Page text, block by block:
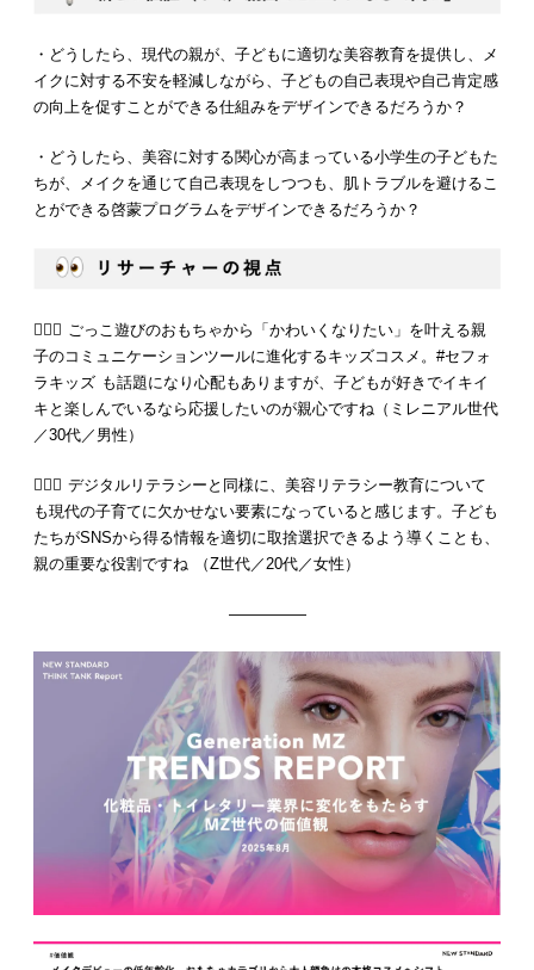
・どうしたら、現代の親が、子どもに適切な美容教育を提供し、メ
イクに対する不安を軽減しながら、子どもの自己表現や自己肯定感
の向上を促すことができる仕組みをデザインできるだろうか？
・どうしたら、美容に対する関心が高まっている小学生の子どもた
ちが、メイクを通じて自己表現をしつつも、肌トラブルを避けるこ
とができる啓蒙プログラムをデザインできるだろうか？
💁🏻‍♂️ ごっこ遊びのおもちゃから「かわいくなりたい」を叶える親
子のコミュニケーションツールに進化するキッズコスメ。#セフォ
ラキッズ も話題になり心配もありますが、子どもが好きでイキイ
キと楽しんでいるなら応援したいのが親心ですね（ミレニアル世代
／30代／男性）
💁🏻‍♀️ デジタルリテラシーと同様に、美容リテラシー教育について
も現代の子育てに欠かせない要素になっていると感じます。子ども
たちがSNSから得る情報を適切に取捨選択できるよう導くことも、
親の重要な役割ですね （Z世代／20代／女性）
—————